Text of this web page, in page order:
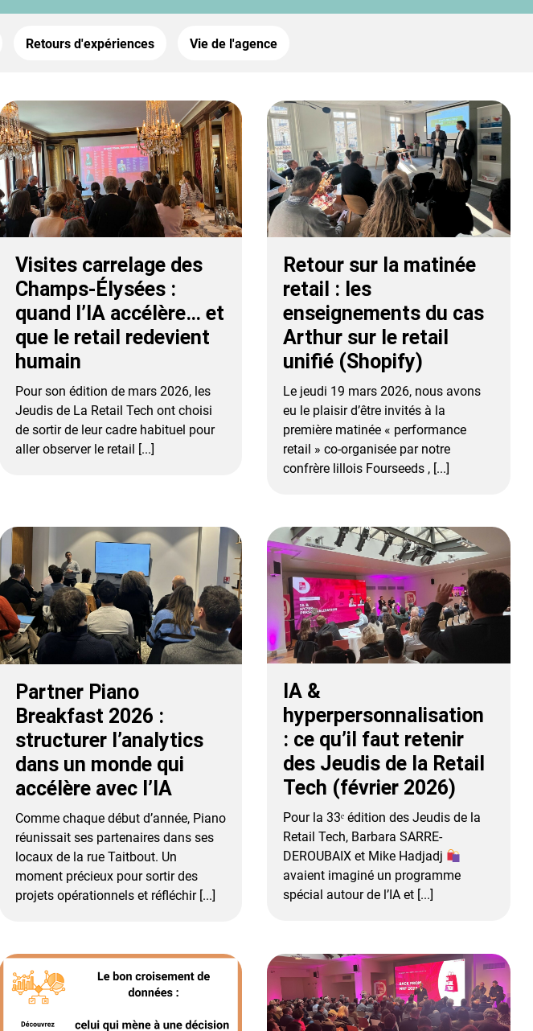
Retours d'expériences Vie de l'agence
Visites carrelage des
Champs-Élysées :
quand l’IA accélère… et
que le retail redevient
humain
Pour son édition de mars 2026, les
Jeudis de La Retail Tech ont choisi
de sortir de leur cadre habituel pour
aller observer le retail [...]
Retour sur la matinée
retail : les
enseignements du cas
Arthur sur le retail
unifié (Shopify)
Le jeudi 19 mars 2026, nous avons
eu le plaisir d’être invités à la
première matinée « performance
retail » co-organisée par notre
confrère lillois Fourseeds , [...]
Partner Piano
Breakfast 2026 :
structurer l’analytics
dans un monde qui
accélère avec l’IA
Comme chaque début d’année, Piano
réunissait ses partenaires dans ses
locaux de la rue Taitbout. Un
moment précieux pour sortir des
projets opérationnels et réfléchir [...]
IA &
hyperpersonnalisation
: ce qu’il faut retenir
des Jeudis de la Retail
Tech (février 2026)
Pour la 33ᵉ édition des Jeudis de la
Retail Tech, Barbara SARRE-
DEROUBAIX et Mike Hadjadj
avaient imaginé un programme
spécial autour de l’IA et [...]